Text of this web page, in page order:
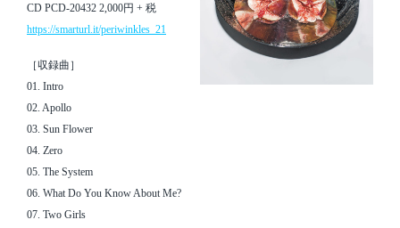
CD PCD-20432 2,000円 + 税
https://smarturl.it/periwinkles_21
［収録曲］
01. Intro
02. Apollo
03. Sun Flower
04. Zero
05. The System
06. What Do You Know About Me?
07. Two Girls